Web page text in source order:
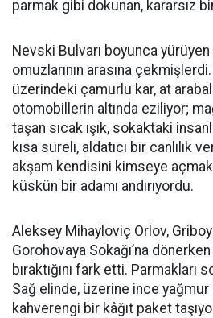
parmak gibi dokunan, kararsız
Nevski Bulvarı boyunca yürüyen
omuzlarının arasına çekmişlerdi.
üzerindeki çamurlu kar, at
otomobillerin altında eziliyor;
taşan sıcak ışık, sokaktaki
kısa süreli, aldatıcı bir canlılık
akşam kendisini kimseye
küskün bir adamı andırıyordu.
Aleksey Mihayloviç Orlov,
Gorohovaya Sokağı’na
bıraktığını fark etti. Parmakları
Sağ elinde, üzerine ince yağmur
kahverengi bir kâğıt paket